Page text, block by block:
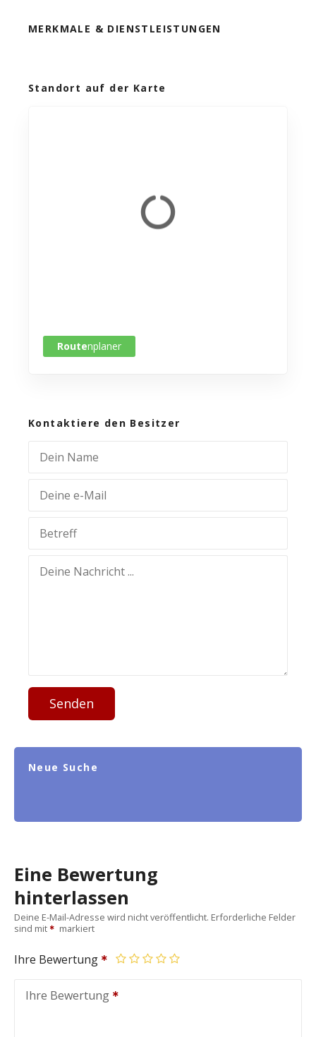
MERKMALE & DIENSTLEISTUNGEN
Standort auf der Karte
Routenplaner
Kontaktiere den Besitzer
Senden
Neue Suche
Eine Bewertung
hinterlassen
Deine E-Mail-Adresse wird nicht veröffentlicht. Erforderliche Felder
sind mit
markiert
Ihre Bewertung
Ihre Bewertung